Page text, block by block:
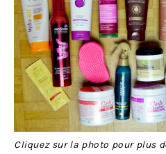
Cliquez sur la photo pour plus